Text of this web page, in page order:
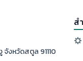
จังหวัดสตูล 91110
ส